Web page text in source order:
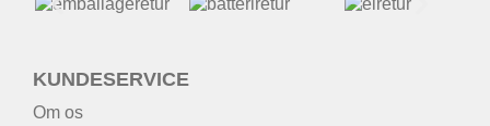
KUNDESERVICE
Om os